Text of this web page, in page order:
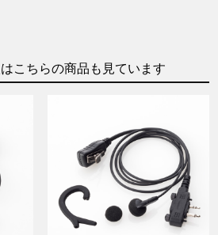
こちらの商品も見ています